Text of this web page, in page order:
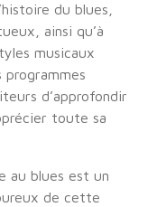
du blues,
ainsi qu’à
musicaux
programmes
d’approfondir
toute sa
au blues est un
de cette